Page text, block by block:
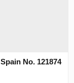
No. 121874